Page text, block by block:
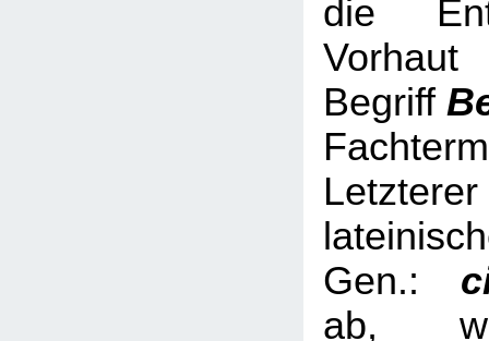
die
Begriff
Gen.:
ab,